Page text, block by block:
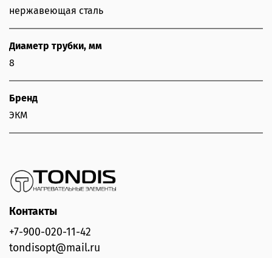
нержавеющая сталь
Диаметр трубки, мм
8
Бренд
ЭКМ
Контакты
+7-900-020-11-42
tondisopt@mail.ru